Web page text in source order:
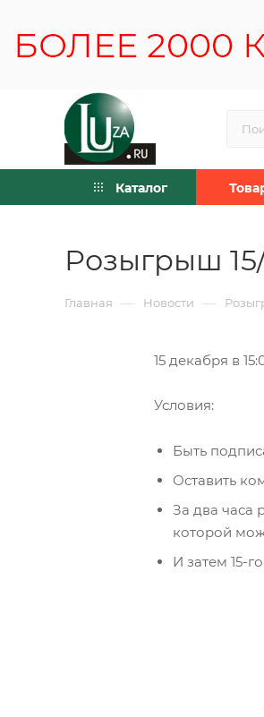
Каталог
Розыгрыш
Главная — Новости —
15 декабря в
Условия:
Быть
Оставить
За два часа
которой
И затем 15-